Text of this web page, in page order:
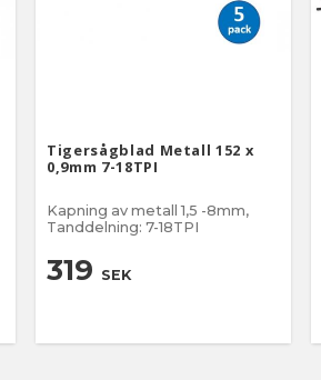
Tigersågblad Metall 152 x
0,9mm 7-18TPI
Kapning av metall 1,5 -8mm,
Tanddelning: 7-18TPI
319 SEK